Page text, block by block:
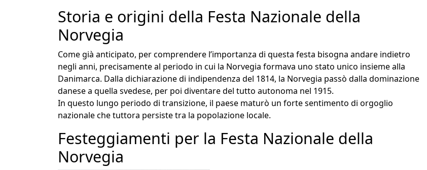
Storia e origini della Festa Nazionale della
Norvegia
Come già anticipato, per comprendere l’importanza di questa festa bisogna andare indietro
negli anni, precisamente al periodo in cui la Norvegia formava uno stato unico insieme alla
Danimarca. Dalla dichiarazione di indipendenza del 1814, la Norvegia passò dalla dominazione
danese a quella svedese, per poi diventare del tutto autonoma nel 1915.
In questo lungo periodo di transizione, il paese maturò un forte sentimento di orgoglio
nazionale che tuttora persiste tra la popolazione locale.
Festeggiamenti per la Festa Nazionale della
Norvegia